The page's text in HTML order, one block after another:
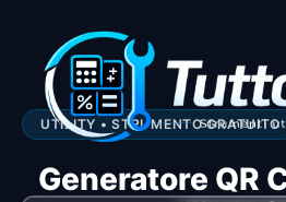
contenuto
UTILITY • STRUMENTO GRATUITO
Generatore QR